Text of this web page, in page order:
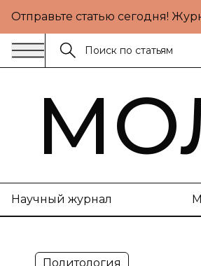
Отправьте статью сегодня!
Научный журнал
Политология